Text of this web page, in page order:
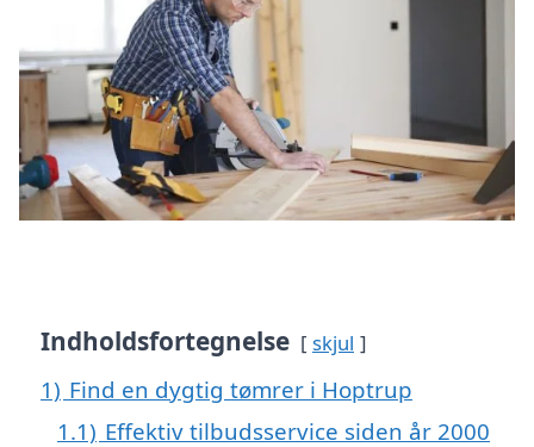
Indholdsfortegnelse skjul
1) Find en dygtig tømrer i Hoptrup
1.1) Effektiv tilbudsservice siden år 2000